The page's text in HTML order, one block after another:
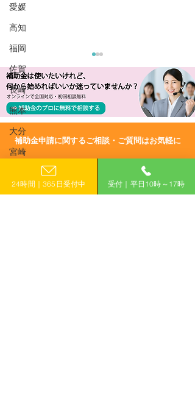
愛媛
高知
福岡
佐賀
長崎
熊本
大分
宮崎
沖縄
和6年度 介護業務におけ
る労働環境改善支援事業
及び業務効率化支援事業
​補助金申請に関するご相談・ご質問はお気軽に
お電話でのお問い合わせ
0120-399-121
24時間｜365日受付中 受付｜平日10時～17時